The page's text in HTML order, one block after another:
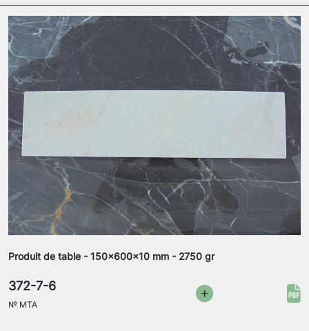
Produit de table - 150x600x10 mm - 2750 gr
372-7-6
№ MTA